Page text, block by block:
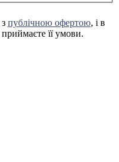
публічною офертою, і в
приймаєте її умови.